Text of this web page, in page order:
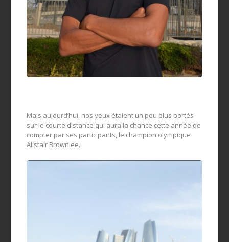
Mais aujourd’hui, nos yeux étaient un peu plus portés
sur le courte distance qui aura la chance cette année de
compter par ses participants, le champion olympique
Alistair Brownlee.